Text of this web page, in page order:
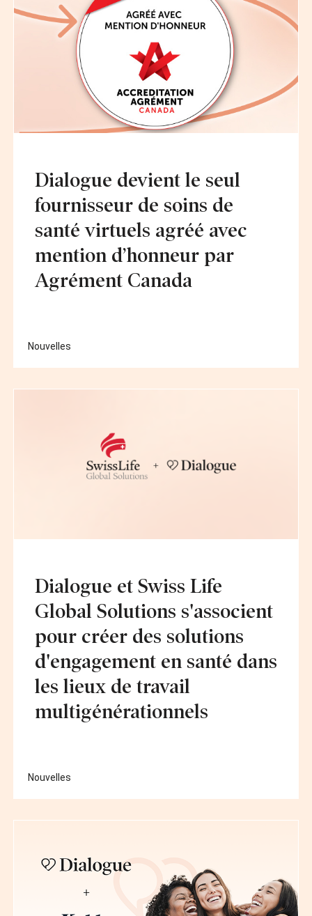
Dialogue devient le seul
fournisseur de soins de
santé virtuels agréé avec
mention d’honneur par
Agrément Canada
Nouvelles
Dialogue et Swiss Life
Global Solutions s'associent
pour créer des solutions
d'engagement en santé dans
les lieux de travail
multigénérationnels
Nouvelles